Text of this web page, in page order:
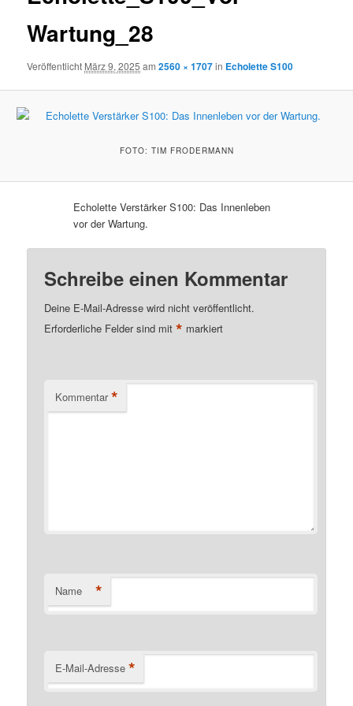
Wartung_28
Veröffentlicht März 9, 2025 am2560 × 1707in Echolette S100
FOTO: TIM FRODERMANN
Echolette Verstärker S100: Das Innenleben
vor der Wartung.
Schreibe einen Kommentar
Deine E-Mail-Adresse wird nicht veröffentlicht.
Erforderliche Felder sind mit* markiert
Kommentar *
Name *
E-Mail-Adresse *